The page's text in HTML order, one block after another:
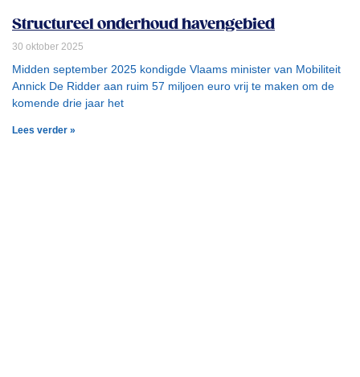
Structureel onderhoud havengebied
30 oktober 2025
Midden september 2025 kondigde Vlaams minister van Mobiliteit
Annick De Ridder aan ruim 57 miljoen euro vrij te maken om de
komende drie jaar het
Lees verder »